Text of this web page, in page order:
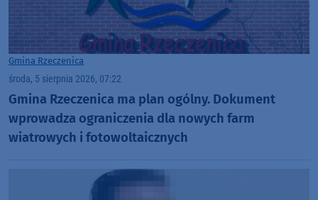
Gmina Rzeczenica
środa, 5 sierpnia 2026, 07:22
Gmina Rzeczenica ma plan ogólny. Dokument
wprowadza ograniczenia dla nowych farm
wiatrowych i fotowoltaicznych